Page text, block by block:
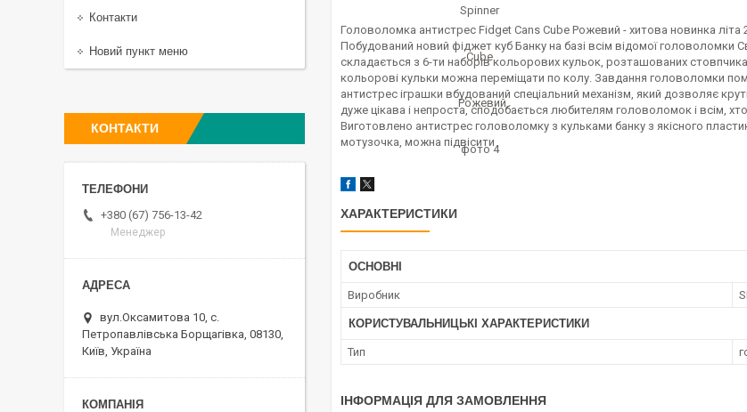
Головоломка антистрес Fidget Cans Cube Рожевий - хитова новинка
Побудований новий фіджет куб Банку на базі всім відомої
складається з 6-ти наборів кольорових кульок, розташованих
кольорові кульки можна переміщати по колу. Завдання головоломки
антистрес іграшки вбудований спеціальний механізм, який дозволяє
дуже цікава і непроста, сподобається любителям головоломок і всім,
Виготовлено антистрес головоломку з кульками банку з якісного
мотузочка, можна підвісити
ХАРАКТЕРИСТИКИ
ОСНОВНІ
Виробник
КОРИСТУВАЛЬНИЦЬКІ ХАРАКТЕРИСТИКИ
Тип
ІНФОРМАЦІЯ ДЛЯ ЗАМОВЛЕННЯ
Контакти
Новий пункт меню
КОНТАКТИ
+380 (67) 756-13-42
Менеджер
вул.Оксамитова 10, с.
Петропавлівська Борщагівка, 08130,
Київ, Україна